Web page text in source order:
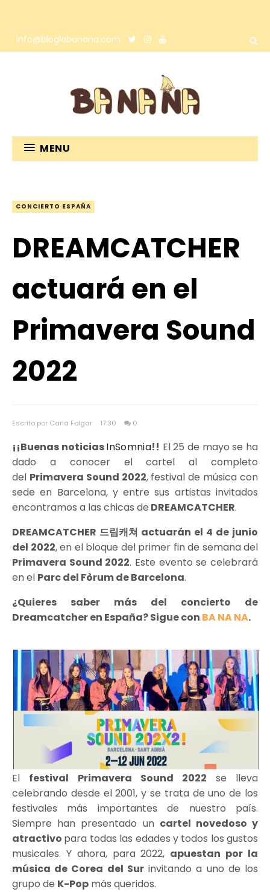
info@bloglabanana.com
MENU
CONCIERTO ESPAÑA
DREAMCATCHER
actuará en el
Primavera Sound
2022
Escrito por Carla Folgar 17:30 0
¡¡Buenas noticiasInSomnia!! El 25 de mayo se ha
dado a conocer el cartel al completo
del Primavera Sound 2022, festival de música con
sede en Barcelona, y entre sus artistas invitados
encontramos a las chicas de DREAMCATCHER.
DREAMCATCHER 드림캐쳐 actuarán el 4 de junio
del 2022, en el bloque del primer fin de semana del
Primavera Sound 2022. Este evento se celebrará
en el Parc del Fòrum de Barcelona.
¿Quieres saber más del concierto de
Dreamcatcher en España? Sigue con BA NA NA.
El festival Primavera Sound 2022 se lleva
celebrando desde el 2001, y se trata de uno de los
festivales más importantes de nuestro país.
Siempre han presentado un cartel novedoso y
atractivo para todas las edades y todos los gustos
musicales. Y ahora, para 2022, apuestan por la
música de Corea del Surinvitando a uno de los
grupo de K-Pop más queridos.